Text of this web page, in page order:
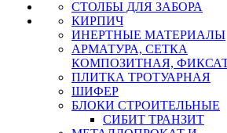
СТОЛБЫ ДЛЯ ЗАБОРА
КИРПИЧ
ИНЕРТНЫЕ МАТЕРИАЛЫ
АРМАТУРА, СЕТКА
КОМПОЗИТНАЯ,
ПЛИТКА ТРОТУАРНАЯ
ШИФЕР
БЛОКИ СТРОИТЕЛЬНЫЕ
СИБИТ ТРАНЗИТ